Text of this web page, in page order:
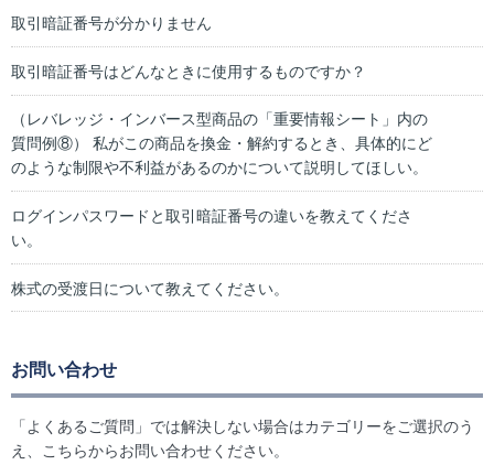
取引暗証番号が分かりません
取引暗証番号はどんなときに使用するものですか？
（レバレッジ・インバース型商品の「重要情報シート」内の
質問例⑧） 私がこの商品を換金・解約するとき、具体的にど
のような制限や不利益があるのかについて説明してほしい。
ログインパスワードと取引暗証番号の違いを教えてくださ
い。
株式の受渡日について教えてください。
お問い合わせ
「よくあるご質問」では解決しない場合はカテゴリーをご選択のう
え、こちらからお問い合わせください。